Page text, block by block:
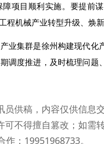
项目顺利实施。要提前
机械产业转型升级、焕新
业集群是徐州构建现代
调度推进，及时梳理问
供稿，内容仅供信息
不得擅自篡改；如需
：19951968733。